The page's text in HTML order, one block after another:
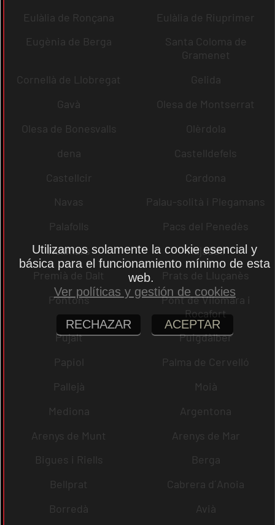
Eulàlia de Ronçana
Eulàlia de Riuprimer
Eugènia de Berga
Santa Coloma de
Gramenet
Cornellà de Llobregat
Gelida
Gavà
Olesa de Montserrat
Olesa de Bonesvalls
Olèrdola
dena
Castelldefels
Castellcir
Cardona
Navas
Palau-solità i Plegamans
Palafolls
Pacs del Penedès
Rellinars
Rajadell
Premià de Dalt
Prats de Lluçanès
Pontons
Pont de Vilomara i
Rocafort
Pujalt
Puigdàlber
Papiol
Palma de Cervelló
Pallejà
Moià
Mediona
Argentona
Arenys de Munt
Arenys de Mar
Bigues i Riells
Berga
Bellprat
Cabrera d´Anoia
Borredà
Avià
Utilizamos solamente la cookie esencial y
básica para el funcionamiento mínimo de esta
web.
Ver políticas y gestión de cookies
RECHAZAR ACEPTAR